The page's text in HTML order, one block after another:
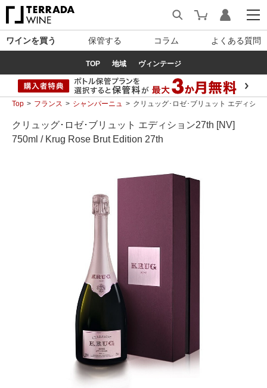
ワインを買う 保管する コラム よくある質問
TOP 地域 ヴィンテージ
Top フランス シャンパーニュ クリュッグ･ロゼ･ブリュット エディシ
クリュッグ･ロゼ･ブリュット エディション27th [NV]
750ml / Krug Rose Brut Edition 27th